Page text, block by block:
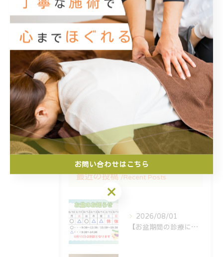
カテゴリー Categories
全てのカテゴリー
鍼
スポーツ障害
最近の投稿 Recent Posts
2026/08/01
【お盆期間の診療について🎑】
お問い合わせはこちら
お問い合わせはこちら